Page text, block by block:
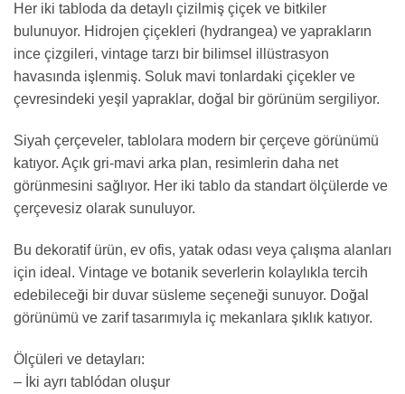
Her iki tabloda da detaylı çizilmiş çiçek ve bitkiler
bulunuyor. Hidrojen çiçekleri (hydrangea) ve yaprakların
ince çizgileri, vintage tarzı bir bilimsel illüstrasyon
havasında işlenmiş. Soluk mavi tonlardaki çiçekler ve
çevresindeki yeşil yapraklar, doğal bir görünüm sergiliyor.
Siyah çerçeveler, tablolara modern bir çerçeve görünümü
katıyor. Açık gri-mavi arka plan, resimlerin daha net
görünmesini sağlıyor. Her iki tablo da standart ölçülerde ve
çerçevesiz olarak sunuluyor.
Bu dekoratif ürün, ev ofis, yatak odası veya çalışma alanları
için ideal. Vintage ve botanik severlerin kolaylıkla tercih
edebileceği bir duvar süsleme seçeneği sunuyor. Doğal
görünümü ve zarif tasarımıyla iç mekanlara şıklık katıyor.
Ölçüleri ve detayları:
– İki ayrı tablódan oluşur